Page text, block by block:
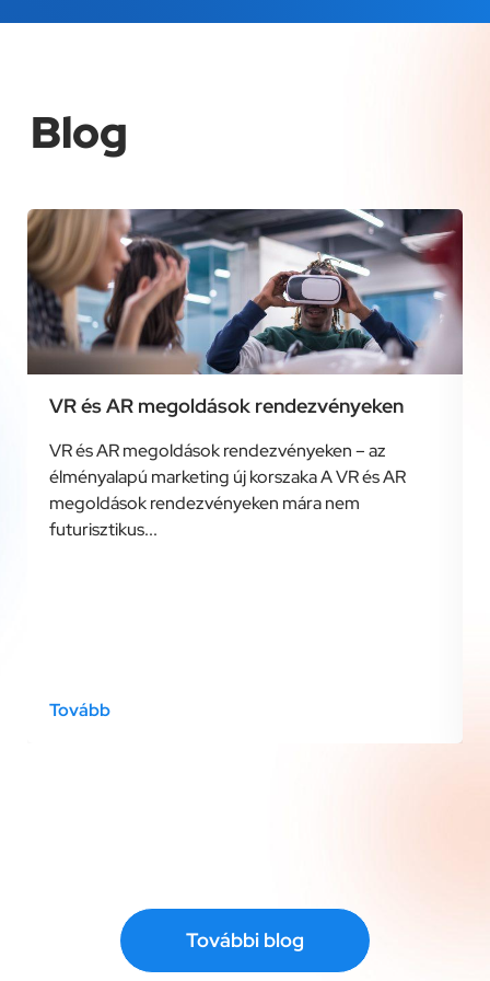
Blog
VR és AR megoldások rendezvényeken
VR és AR megoldások rendezvényeken – az
élményalapú marketing új korszaka A VR és AR
megoldások rendezvényeken mára nem
futurisztikus...
Tovább
További blog